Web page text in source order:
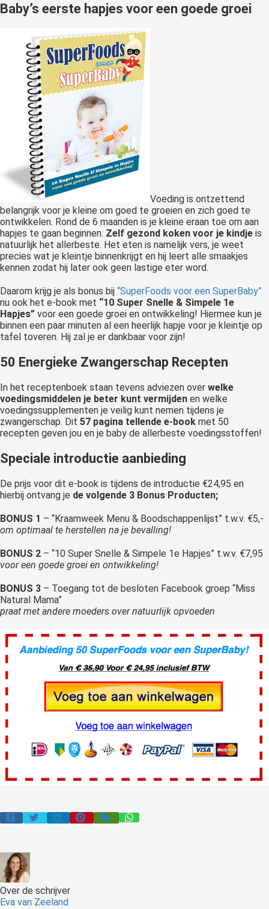
Baby’s eerste hapjes voor een goede groei
Voeding is ontzettend
belangrijk voor je kleine om goed te groeien en zich goed te
ontwikkelen. Rond de 6 maanden is je kleine eraan toe om aan
hapjes te gaan beginnen. Zelf gezond koken voor je kindje is
natuurlijk het allerbeste. Het eten is namelijk vers, je weet
precies wat je kleintje binnenkrijgt en hij leert alle smaakjes
kennen zodat hij later ook geen lastige eter word.
Daarom krijg je als bonus bij “SuperFoods voor een SuperBaby”
nu ook het e-book met “10 Super Snelle & Simpele 1e
Hapjes” voor een goede groei en ontwikkeling! Hiermee kun je
binnen een paar minuten al een heerlijk hapje voor je kleintje op
tafel toveren. Hij zal je er dankbaar voor zijn!
50 Energieke Zwangerschap Recepten
In het receptenboek staan tevens adviezen over welke
voedingsmiddelen je beter kunt vermijden en welke
voedingssupplementen je veilig kunt nemen tijdens je
zwangerschap. Dit 57 pagina tellende e-book met 50
recepten geven jou en je baby de allerbeste voedingsstoffen!
Speciale introductie aanbieding
De prijs voor dit e-book is tijdens de introductie €24,95 en
hierbij ontvang je de volgende 3 Bonus Producten;
BONUS 1 – “Kraamweek Menu & Boodschappenlijst” t.w.v. €5,-
om optimaal te herstellen na je bevalling!
BONUS 2 – “10 Super Snelle & Simpele 1e Hapjes” t.w.v. €7,95
voor een goede groei en ontwikkeling!
BONUS 3 – Toegang tot de besloten Facebook groep “Miss
Natural Mama”
praat met andere moeders over natuurlijk opvoeden
Over de schrijver
Eva van Zeeland